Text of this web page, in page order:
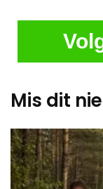
Mis dit